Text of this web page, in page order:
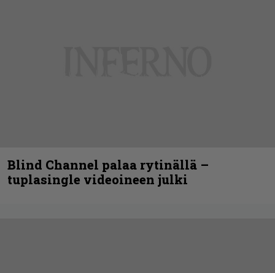
Blind Channel palaa rytinällä –
tuplasingle videoineen julki